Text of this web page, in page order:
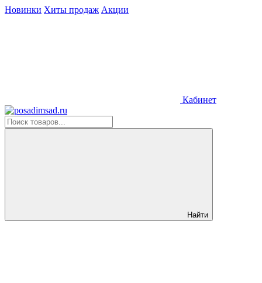
Новинки Хиты продаж Акции
Кабинет
Найти